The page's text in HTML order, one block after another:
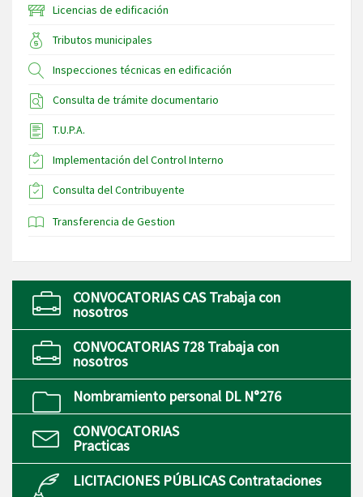
Licencias de edificación
Tributos municipales
Inspecciones técnicas en edificación
Consulta de trámite documentario
T.U.P.A.
Implementación del Control Interno
Consulta del Contribuyente
Transferencia de Gestion
CONVOCATORIAS CAS Trabaja con
nosotros
CONVOCATORIAS 728 Trabaja con
nosotros
Nombramiento personal DL N°276
CONVOCATORIAS
Practicas
LICITACIONES PÚBLICAS Contrataciones